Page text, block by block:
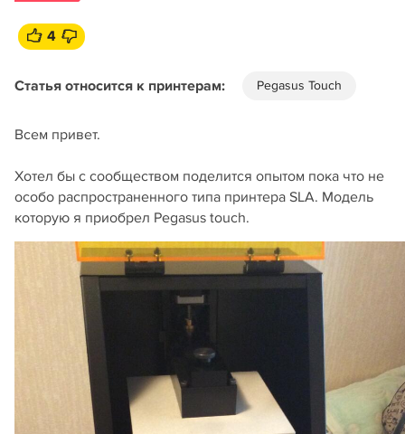
4
Статья относится к принтерам: Pegasus Touch
Всем привет.
Хотел бы с сообществом поделится опытом пока что не
особо распространенного типа принтера SLA. Модель
которую я приобрел Pegasus touch.